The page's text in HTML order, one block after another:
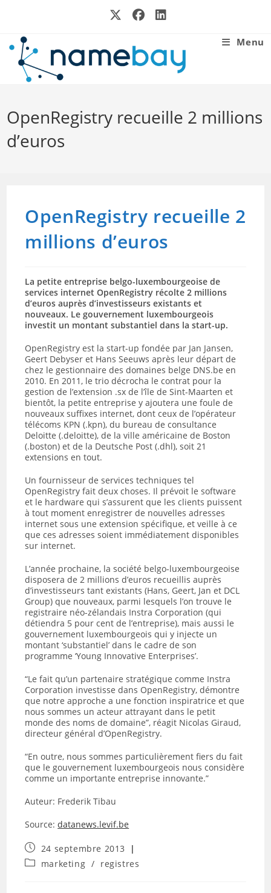
Menu
OpenRegistry recueille 2 millions
d’euros
OpenRegistry recueille 2
millions d’euros
La petite entreprise belgo-luxembourgeoise de
services internet OpenRegistry récolte 2 millions
d’euros auprès d’investisseurs existants et
nouveaux. Le gouvernement luxembourgeois
investit un montant substantiel dans la start-up.
OpenRegistry est la start-up fondée par Jan Jansen,
Geert Debyser et Hans Seeuws après leur départ de
chez le gestionnaire des domaines belge DNS.be en
2010. En 2011, le trio décrocha le contrat pour la
gestion de l’extension .sx de l’île de Sint-Maarten et
bientôt, la petite entreprise y ajoutera une foule de
nouveaux suffixes internet, dont ceux de l’opérateur
télécoms KPN (.kpn), du bureau de consultance
Deloitte (.deloitte), de la ville américaine de Boston
(.boston) et de la Deutsche Post (.dhl), soit 21
extensions en tout.
Un fournisseur de services techniques tel
OpenRegistry fait deux choses. Il prévoit le software
et le hardware qui s’assurent que les clients puissent
à tout moment enregistrer de nouvelles adresses
internet sous une extension spécifique, et veille à ce
que ces adresses soient immédiatement disponibles
sur internet.
L’année prochaine, la société belgo-luxembourgeoise
disposera de 2 millions d’euros recueillis auprès
d’investisseurs tant existants (Hans, Geert, Jan et DCL
Group) que nouveaux, parmi lesquels l’on trouve le
registraire néo-zélandais Instra Corporation (qui
détiendra 5 pour cent de l’entreprise), mais aussi le
gouvernement luxembourgeois qui y injecte un
montant ‘substantiel’ dans le cadre de son
programme ‘Young Innovative Enterprises’.
“Le fait qu’un partenaire stratégique comme Instra
Corporation investisse dans OpenRegistry, démontre
que notre approche a une fonction inspiratrice et que
nous sommes un acteur attrayant dans le petit
monde des noms de domaine”, réagit Nicolas Giraud,
directeur général d’OpenRegistry.
“En outre, nous sommes particulièrement fiers du fait
que le gouvernement luxembourgeois nous considère
comme un importante entreprise innovante.”
Auteur: Frederik Tibau
Source:datanews.levif.be
Publication
publiée :
24 septembre 2013
Postmarketing / registres